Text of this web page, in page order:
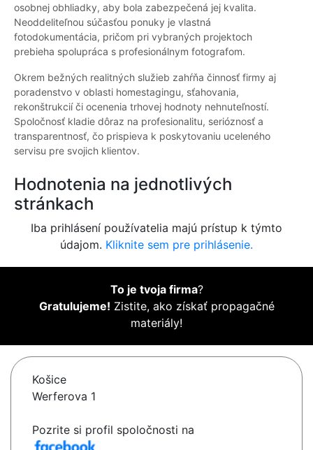
osobnej obhliadky, aby bola zabezpečená jej kvalita.
Neoddeliteľnou súčasťou ponuky je vlastná
fotodokumentácia, pričom pri vybraných projektoch
prebieha spolupráca s profesionálnym fotografom.
Okrem bežných realitných služieb zahŕňa činnosť firmy aj
poradenstvo v oblasti homestagingu, sťahovania,
rekonštrukcií či ocenenia trhovej hodnoty nehnuteľností.
Spoločnosť kladie dôraz na profesionalitu, serióznosť a
transparentnosť, čo prispieva k poskytovaniu uceleného
servisu pre svojich klientov.
Hodnotenia na jednotlivých
stránkach
Iba prihlásení používatelia majú prístup k týmto
údajom. Kliknite sem pre prihlásenie.
To je tvoja firma?
Gratulujeme! Zistite, ako získať propagačné
materiály!
Košice
Werferova 1
Pozrite si profil spoločnosti na